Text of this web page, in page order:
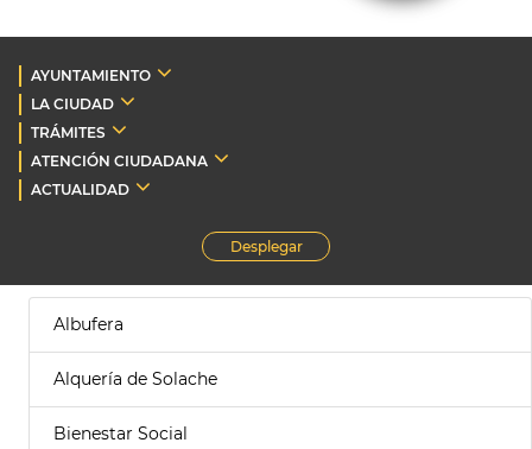
AYUNTAMIENTO
LA CIUDAD
TRÁMITES
ATENCIÓN CIUDADANA
ACTUALIDAD
Desplegar
Albufera
Alquería de Solache
Bienestar Social